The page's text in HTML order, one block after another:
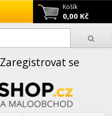
Košík
0,00 Kč
Zaregistrovat se